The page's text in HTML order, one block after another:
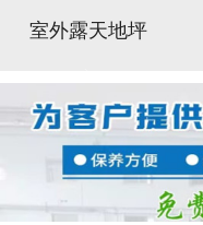
室外露天地坪